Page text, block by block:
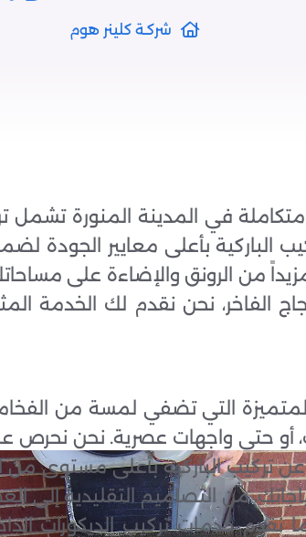
شركـة كلينر هوم
في المدينة المنورة تشمل
بأعلى معايير الجودة
من الرونق والإضاءة على
الفاخر، نحن نقدم لك الخدمة
التي تضفي لمسة من
أو حتى واجهات عصرية. نحن
عن تركيب الباركيه بأعلى مستوى
من التصاميم التقليدية
خدمات تركيب الديكورات